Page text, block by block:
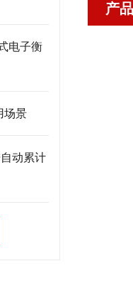
电子衡
场景
动累计
产